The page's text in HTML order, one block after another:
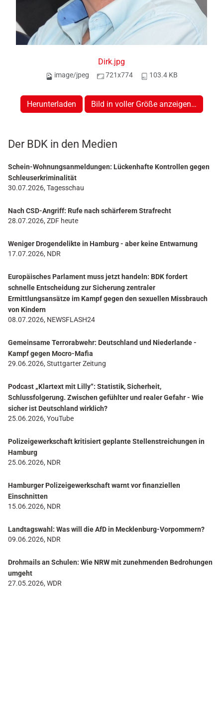
Dirk.jpg
image/jpeg 721x774 103.4 KB
Herunterladen Bild in voller Größe anzeigen…
Der BDK in den Medien
Schein-Wohnungsanmeldungen: Lückenhafte Kontrollen gegen
Schleuserkriminalität
30.07.2026, Tagesschau
Nach CSD-Angriff: Rufe nach schärferem Strafrecht
28.07.2026, ZDF heute
Weniger Drogendelikte in Hamburg - aber keine Entwarnung
17.07.2026, NDR
Europäisches Parlament muss jetzt handeln: BDK fordert
schnelle Entscheidung zur Sicherung zentraler
Ermittlungsansätze im Kampf gegen den sexuellen Missbrauch
von Kindern
08.07.2026, NEWSFLASH24
Gemeinsame Terrorabwehr: Deutschland und Niederlande -
Kampf gegen Mocro-Mafia
29.06.2026, Stuttgarter Zeitung
Podcast „Klartext mit Lilly“: Statistik, Sicherheit,
Schlussfolgerung. Zwischen gefühlter und realer Gefahr - Wie
sicher ist Deutschland wirklich?
25.06.2026, YouTube
Polizeigewerkschaft kritisiert geplante Stellenstreichungen in
Hamburg
25.06.2026, NDR
Hamburger Polizeigewerkschaft warnt vor finanziellen
Einschnitten
15.06.2026, NDR
Landtagswahl: Was will die AfD in Mecklenburg-Vorpommern?
09.06.2026, NDR
Drohmails an Schulen: Wie NRW mit zunehmenden Bedrohungen
umgeht
27.05.2026, WDR